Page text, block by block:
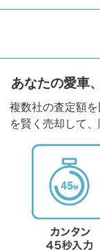
あなたの愛車
複数社の査定額
を賢く売却して